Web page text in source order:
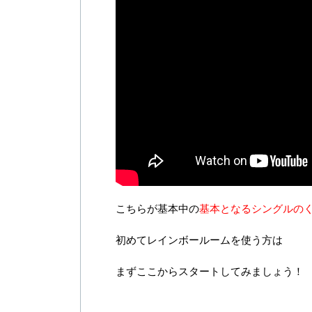
こちらが基本中の基本となるシングルの
初めてレインボールームを使う方は
まずここからスタートしてみましょう！